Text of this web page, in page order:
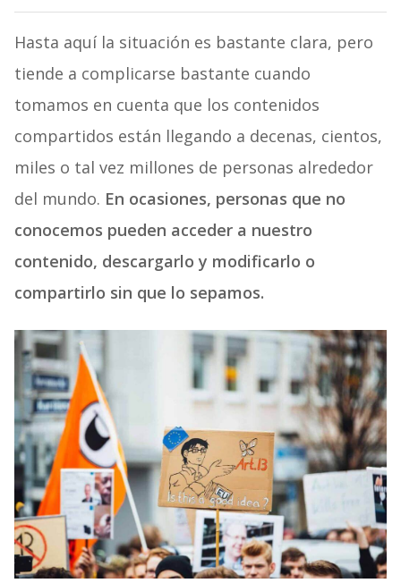
Hasta aquí la situación es bastante clara, pero
tiende a complicarse bastante cuando
tomamos en cuenta que los contenidos
compartidos están llegando a decenas, cientos,
miles o tal vez millones de personas alrededor
del mundo. En ocasiones, personas que no
conocemos pueden acceder a nuestro
contenido, descargarlo y modificarlo o
compartirlo sin que lo sepamos.